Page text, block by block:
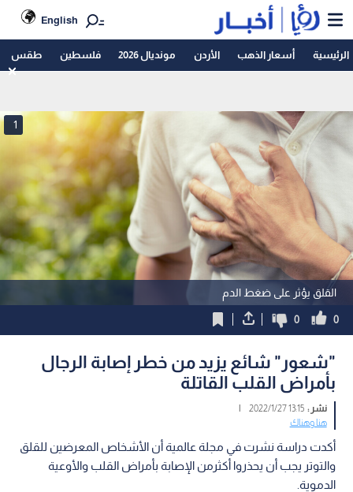
English
الرئيسية أسعار الذهب الأردن مونديال 2026 فلسطين طقس
القلق يؤثر على ضغط الدم
1
0
0
"شعور" شائع يزيد من خطر إصابة الرجال
بأمراض القلب القاتلة
نشر :13:15 2022/1/27
|
هنا وهناك
أكدت دراسة نشرت في مجلة عالمية أن الأشخاص المعرضين للقلق
والتوتر يجب أن يحذروا أكثرمن الإصابة بأمراض القلب والأوعية
الدموية.